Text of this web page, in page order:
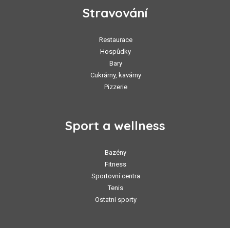
Stravování
Restaurace
Hospůdky
Bary
Cukrárny, kavárny
Pizzerie
Sport a wellness
Bazény
Fitness
Sportovní centra
Tenis
Ostatní sporty